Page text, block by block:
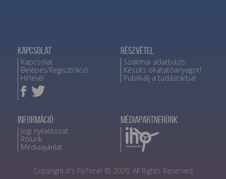
Kapcsolat
Kapcsolat
Belépés/Regisztráció
Hírlevél
Részvétel
Szakmai adatbázis
Készíts okatatóanyagot!
Publikálj a tudástárba!
Információ
Jogi nyilatkozat
Rólunk
Médiaajánlat
Médiapartnerünk
Copyright It's FlyTime! © 2026. All Rights Reserved